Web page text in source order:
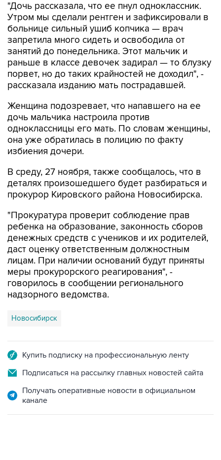
больнице сильный ушиб копчика — врач
запретила много сидеть и освободила от
занятий до понедельника. Этот мальчик и
раньше в классе девочек задирал — то блузку
порвет, но до таких крайностей не доходил", -
рассказала изданию мать пострадавшей.
Женщина подозревает, что напавшего на ее
одноклассницы его мать. По словам женщины,
она уже обратилась в полицию по факту
избиения дочери.
В среду, 27 ноября, также сообщалось, что в
прокурор Кировского района Новосибирска.
"Прокуратура проверит соблюдение прав
денежных средств с учеников и их родителей,
даст оценку ответственным должностным
лицам. При наличии оснований будут приняты
меры прокурорского реагирования", -
говорилось в сообщении регионального
надзорного ведомства.
Новосибирск
Подписаться на рассылку главных новостей сайта
Получать оперативные новости в официальном